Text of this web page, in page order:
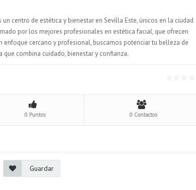
centro de estética y bienestar en Sevilla Este, únicos en la ciudad
por los mejores profesionales en estética facial, que ofrecen
cercano y profesional, buscamos potenciar tu belleza de
combina cuidado, bienestar y confianza.
0 Puntos 0 Contactos
Guardar